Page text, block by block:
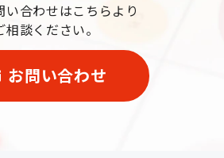
い合わせはこちらより
相談ください。
お問い合わせ